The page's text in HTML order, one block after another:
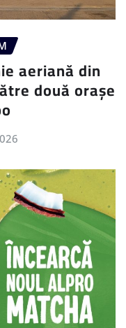
aeriană din
două orașe